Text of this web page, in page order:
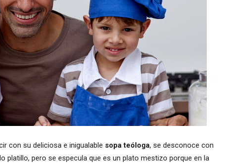
con su deliciosa e inigualable sopa teóloga, se desconoce con
platillo, pero se especula que es un plato mestizo porque en la